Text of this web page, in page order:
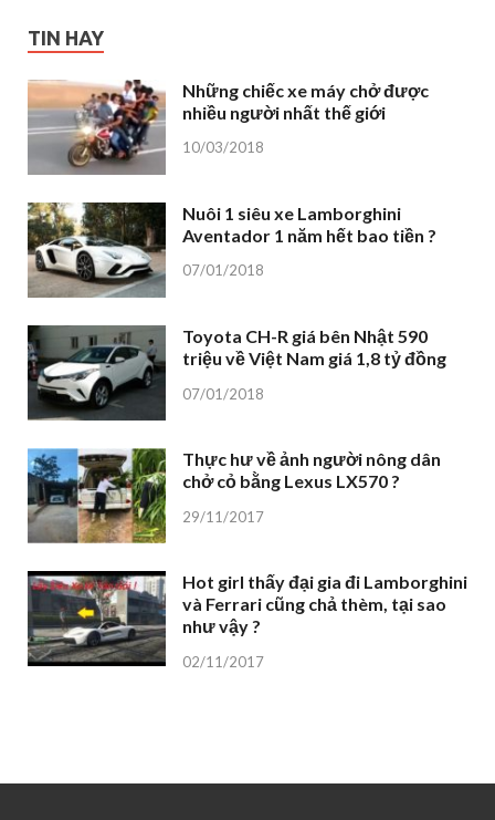
TIN HAY
Những chiếc xe máy chở được
nhiều người nhất thế giới
10/03/2018
Nuôi 1 siêu xe Lamborghini
Aventador 1 năm hết bao tiền ?
07/01/2018
Toyota CH-R giá bên Nhật 590
triệu về Việt Nam giá 1,8 tỷ đồng
07/01/2018
Thực hư về ảnh người nông dân
chở cỏ bằng Lexus LX570 ?
29/11/2017
Hot girl thấy đại gia đi Lamborghini
và Ferrari cũng chả thèm, tại sao
như vậy ?
02/11/2017